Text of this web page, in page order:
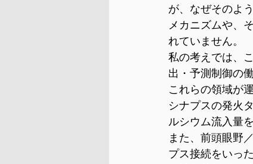
が、なぜそのよ
メカニズムや、
れていません。
私の考えでは、
出・予測制御の
これらの領域が
シナプスの発火
ルシウム流入量
また、前頭眼野
プス接続をいっ